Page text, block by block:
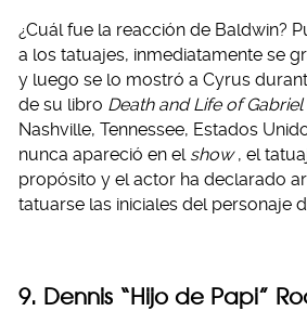
¿Cuál fue la reacción de Baldwin?
a los tatuajes, inmediatamente se
y luego se lo mostró a Cyrus
de su libro Death and Life of Gabriel
Nashville, Tennessee, Estados
nunca apareció en el show , el
propósito y el actor ha declarado
tatuarse las iniciales del personaje
9. Dennis “Hijo de Papi”